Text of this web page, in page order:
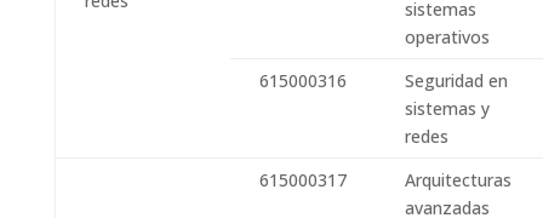
sistemas
operativos
615000316
Seguridad en
sistemas y
redes
615000317
Arquitecturas
avanzadas